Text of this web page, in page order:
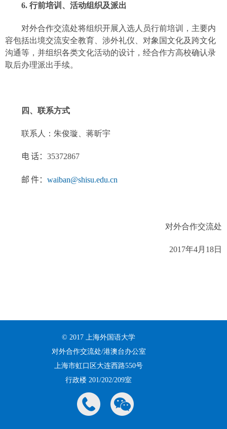
6. 行前培训、活动组织及派出
对外合作交流处将组织开展入选人员行前培训，主要内
容包括出境交流安全教育、涉外礼仪、对象国文化及跨文化
沟通等，并组织各类文化活动的设计，经合作方高校确认录
取后办理派出手续。
四、联系方式
联系人：朱俊璇、蒋昕宇
电话： 35372867
邮 件： waiban@shisu.edu.cn
对外合作交流处
2017年4月 18日
© 2017 上海外国语大学
对外合作交流处/港澳台办公室
上海市虹口区大连西路550号
行政楼 201/202/209室